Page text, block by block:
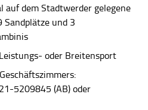
dem Stadtwerder gelegene
Sandplätze und 3
oder Breitensport
5209845 (AB) oder